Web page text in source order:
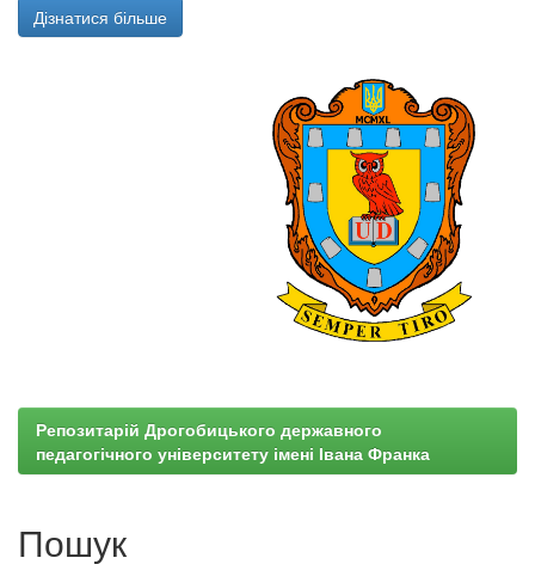
Дізнатися більше
Репозитарій Дрогобицького державного
педагогічного університету імені Івана Франка
Пошук